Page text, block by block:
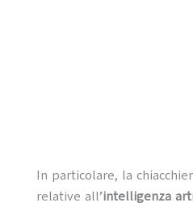
In particolare, la
relative all’intelligenza